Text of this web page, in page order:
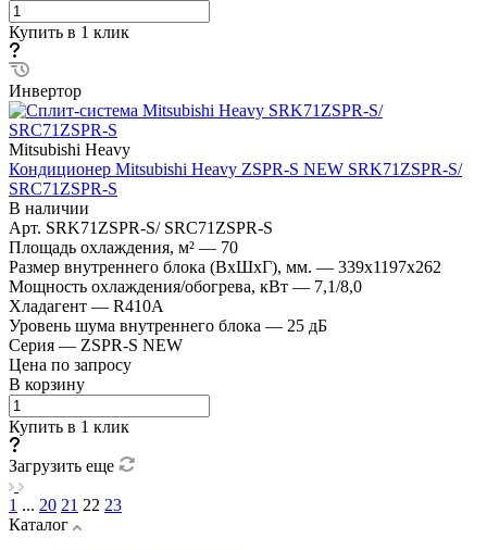
Купить в 1 клик
Инвертор
Mitsubishi Heavy
Кондиционер Mitsubishi Heavy ZSPR-S NEW SRK71ZSPR-S/
SRC71ZSPR-S
В наличии
Арт. SRK71ZSPR-S/ SRC71ZSPR-S
Площадь охлаждения, м² — 70
Размер внутреннего блока (ВхШхГ), мм. — 339х1197х262
Мощность охлаждения/обогрева, кВт — 7,1/8,0
Хладагент — R410A
Уровень шума внутреннего блока — 25 дБ
Серия — ZSPR-S NEW
Цена по запросу
В корзину
Купить в 1 клик
Загрузить еще
1 ... 20 21 22 23
Каталог